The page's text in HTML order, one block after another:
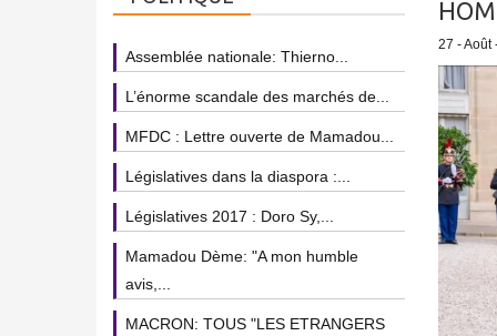
27 - Août
Assemblée nationale: Thierno...
L’énorme scandale des marchés de...
MFDC : Lettre ouverte de Mamadou...
Législatives dans la diaspora :...
Législatives 2017 : Doro Sy,...
Mamadou Dème: "A mon humble
avis,...
MACRON: TOUS "LES ETRANGERS